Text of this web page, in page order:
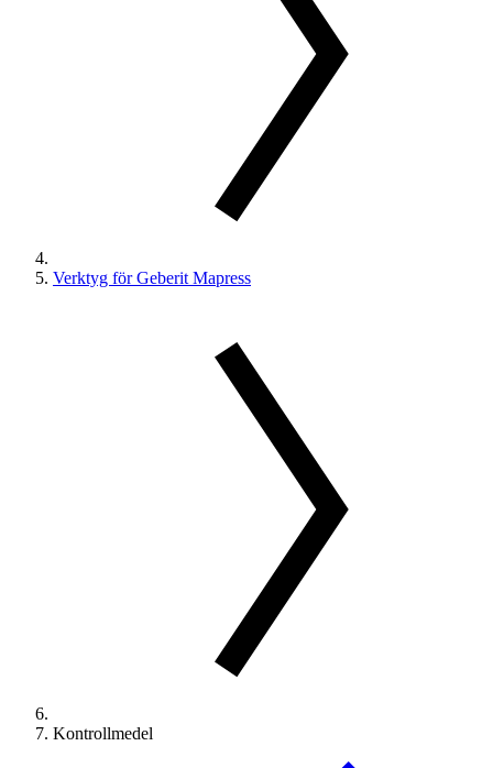
Verktyg för Geberit Mapress
Kontrollmedel